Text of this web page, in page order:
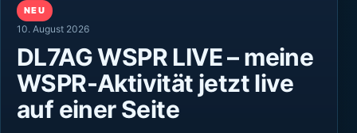
NEU
10. August 2026
DL7AG WSPR LIVE – meine
WSPR-Aktivität jetzt live
auf einer Seite